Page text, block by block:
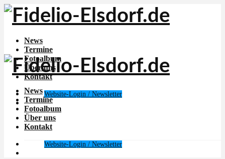
News
Termine
Fotoalbum
Über uns
Kontakt
Website-Login / Newsletter
News
Termine
Fotoalbum
Über uns
Kontakt
Website-Login / Newsletter